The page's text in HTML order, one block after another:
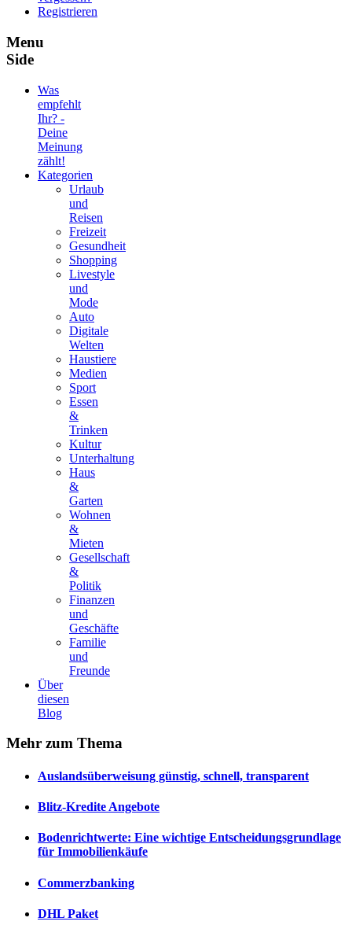
Registrieren
Menu
Side
Was
empfehlt
Ihr? -
Deine
Meinung
zählt!
Kategorien
Urlaub
und
Reisen
Freizeit
Gesundheit
Shopping
Livestyle
und
Mode
Auto
Digitale
Welten
Haustiere
Medien
Sport
Essen
&
Trinken
Kultur
Unterhaltung
Haus
&
Garten
Wohnen
&
Mieten
Gesellschaft
&
Politik
Finanzen
und
Geschäfte
Familie
und
Freunde
Über
diesen
Blog
Mehr zum Thema
Auslandsüberweisung günstig, schnell, transparent
Blitz-Kredite Angebote
Bodenrichtwerte: Eine wichtige Entscheidungsgrundlage
für Immobilienkäufe
Commerzbanking
DHL Paket